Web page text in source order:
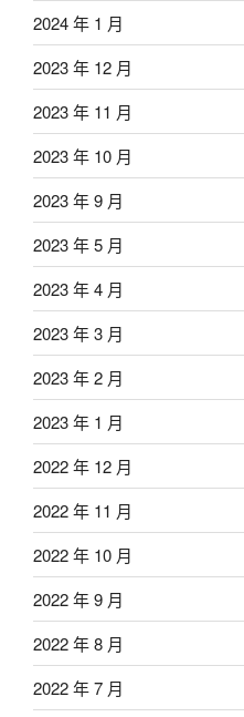
2024 年 1 月
2023 年 12 月
2023 年 11 月
2023 年 10 月
2023 年 9 月
2023 年 5 月
2023 年 4 月
2023 年 3 月
2023 年 2 月
2023 年 1 月
2022 年 12 月
2022 年 11 月
2022 年 10 月
2022 年 9 月
2022 年 8 月
2022 年 7 月